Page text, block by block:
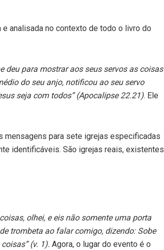
analisada no contexto de todo o livro do
deu para mostrar aos seus servos as coisas
do seu anjo, notificou ao seu servo
seja com todos” (Apocalipse 22.21). Ele
mensagens para sete igrejas especificadas
identificáveis. São igrejas reais, existentes
olhei, e eis não somente uma porta
trombeta ao falar comigo, dizendo: Sobe
(v. 1). Agora, o lugar do evento é o